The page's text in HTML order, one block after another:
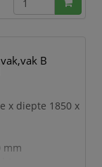
met
met
uitgerust
voor gedempte
B
x diepte 1850 x
mm